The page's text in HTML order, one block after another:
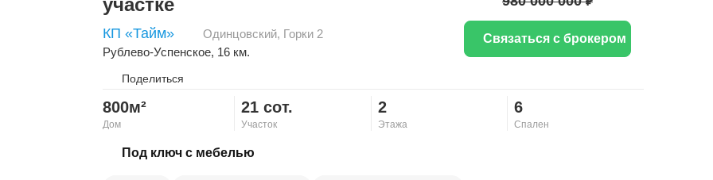
КП «Тайм» Одинцовский, Горки 2
Рублево-Успенское, 16 км.
Поделиться
Скопировать ссылку
800м²
Дом
21 сот.
Участок
2
Этажа
6
Спален
Под ключ с мебелью
Связаться с брокером